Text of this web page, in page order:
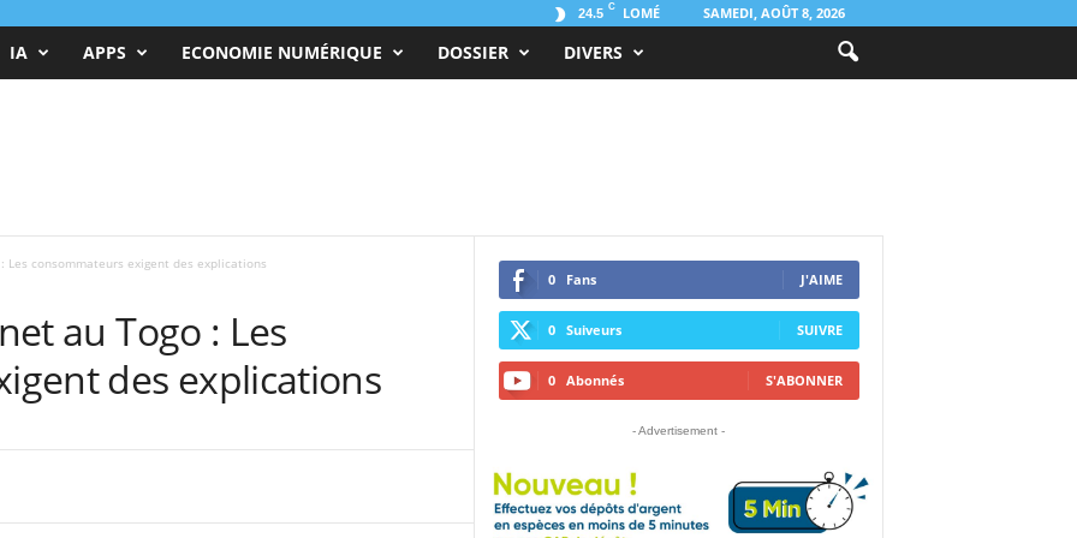
24.5 C LOMÉ SAMEDI, AOÛT 8, 2026
IA APPS ECONOMIE NUMÉRIQUE DOSSIER DIVERS
Les consommateurs exigent des explications
au Togo : Les
des explications
0 Fans J'AIME
0 Suiveurs SUIVRE
0 Abonnés S'ABONNER
- Advertisement -